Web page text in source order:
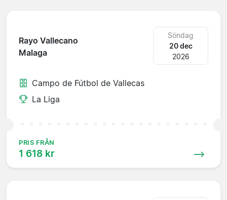
Rayo Vallecano
Malaga
Söndag
20 dec
2026
Campo de Fútbol de Vallecas
La Liga
PRIS FRÅN
1 618 kr